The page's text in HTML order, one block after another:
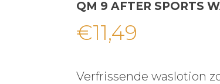
QM 9 AFTER SPORTS
€11,49
Verfrissende waslotion